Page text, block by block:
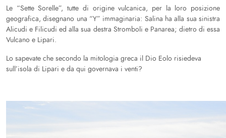
Le “Sette Sorelle”, tutte di origine vulcanica, per la loro posizione
geografica, disegnano una “Y” immaginaria: Salina ha alla sua sinistra
Alicudi e Filicudi ed alla sua destra Stromboli e Panarea; dietro di essa
Vulcano e Lipari.
Lo sapevate che secondo la mitologia greca il Dio Eolo risiedeva
sull’isola di Lipari e da qui governava i venti?